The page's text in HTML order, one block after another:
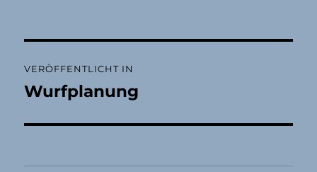
VERÖFFENTLICHT IN
Wurfplanung